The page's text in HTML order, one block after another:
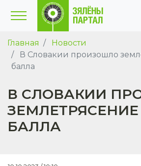
Главная
Новости
В Словакии произошло
балла
В СЛОВАКИИ
ЗЕМЛЕТРЯСЕНИЕ
БАЛЛА